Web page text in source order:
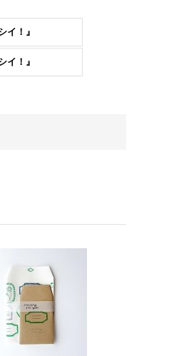
イ！』
イ！』